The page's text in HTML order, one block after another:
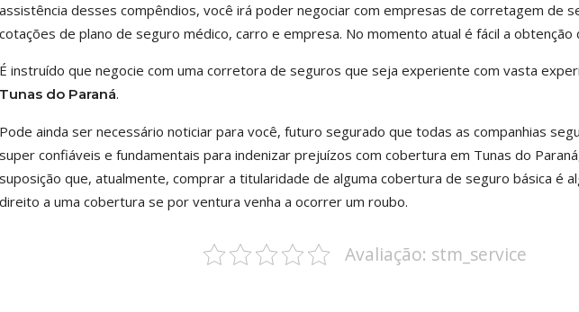
assistência desses compêndios, você irá poder negociar com empresas de corretagem de
cotações de plano de seguro médico, carro e empresa. No momento atual é fácil a obtenção
É instruído que negocie com uma corretora de seguros que seja experiente com vasta
Tunas do Paraná.
Pode ainda ser necessário noticiar para você, futuro segurado que todas as companhias
super confiáveis e fundamentais para indenizar prejuízos com cobertura em Tunas do
suposição que, atualmente, comprar a titularidade de alguma cobertura de seguro básica é
direito a uma cobertura se por ventura venha a ocorrer um roubo.
Avaliação: stm_service